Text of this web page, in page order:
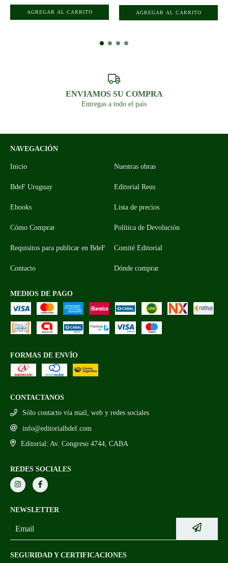
ENVIAMOS SU COMPRA
Entregas a todo el país
NAVEGACIÓN
Inicio Nuestras obras
BdeF Uruguay Editorial Reus
Ebooks Lista de precios
Cómo Comprar Política de Devolución
Requisitos para publicar en BdeF Comité Editorial
Contacto Dónde comprar
MEDIOS DE PAGO
FORMAS DE ENVÍO
CONTACTANOS
Sólo contacto vía mail, web y redes sociales
info@editorialbdef.com
Editorial: Av. Congreso 4744, CABA
REDES SOCIALES
NEWSLETTER
SEGURIDAD Y CERTIFICACIONES